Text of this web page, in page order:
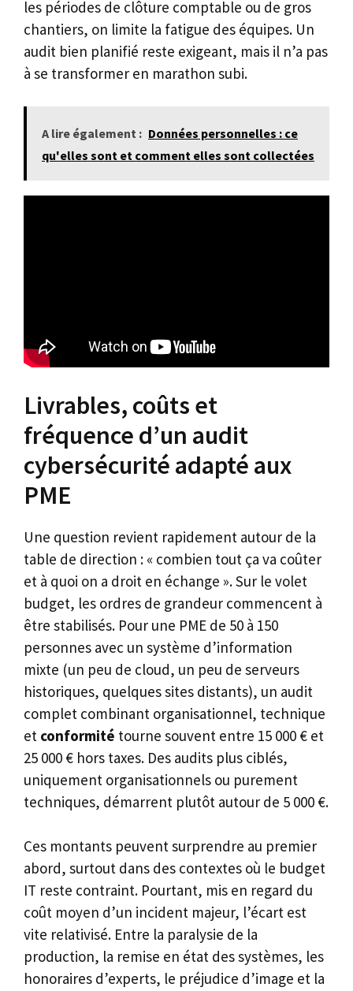
les périodes de clôture comptable ou de gros
chantiers, on limite la fatigue des équipes. Un
audit bien planifié reste exigeant, mais il n’a pas
à se transformer en marathon subi.
A lire également : Données personnelles : ce
qu'elles sont et comment elles sont collectées
Livrables, coûts et
fréquence d’un audit
cybersécurité adapté aux
PME
Une question revient rapidement autour de la
table de direction : « combien tout ça va coûter
et à quoi on a droit en échange ». Sur le volet
budget, les ordres de grandeur commencent à
être stabilisés. Pour une PME de 50 à 150
personnes avec un système d’information
mixte (un peu de cloud, un peu de serveurs
historiques, quelques sites distants), un audit
complet combinant organisationnel, technique
et conformité tourne souvent entre 15 000 € et
25 000 € hors taxes. Des audits plus ciblés,
uniquement organisationnels ou purement
techniques, démarrent plutôt autour de 5 000 €.
Ces montants peuvent surprendre au premier
abord, surtout dans des contextes où le budget
IT reste contraint. Pourtant, mis en regard du
coût moyen d’un incident majeur, l’écart est
vite relativisé. Entre la paralysie de la
production, la remise en état des systèmes, les
honoraires d’experts, le préjudice d’image et la